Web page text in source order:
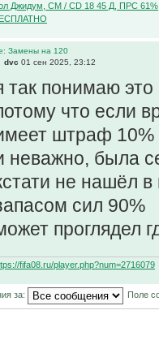
Джидум, CM / CD 18 45 Д, ПРС
Замены на 120
dvc 01 сен 2025, 23:12
так понимаю
что если
штраф 10%
неважно, была
не нашёл
сил 90%
проглядел
fifa08.ru/player.php?num=2716079
за: Поле